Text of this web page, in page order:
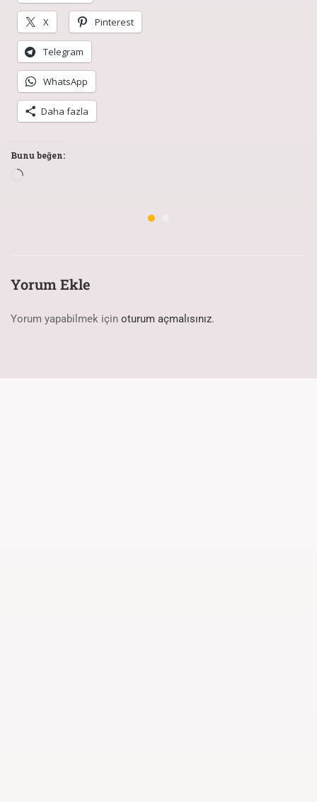
X Pinterest
Telegram
WhatsApp
Daha fazla
Bunu beğen:
Yorum Ekle
Yorum yapabilmek için oturum açmalısınız.